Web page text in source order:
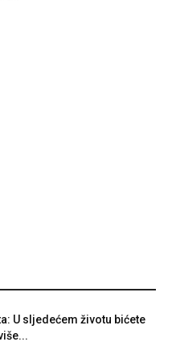
U sljedećem životu bićete